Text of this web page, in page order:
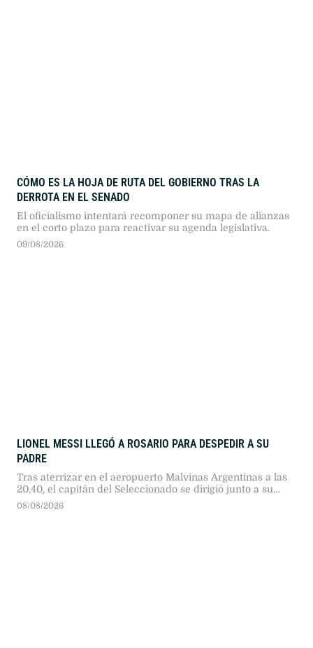
CÓMO ES LA HOJA DE RUTA DEL GOBIERNO TRAS LA
DERROTA EN EL SENADO
El oficialismo intentará recomponer su mapa de alianzas
en el corto plazo para reactivar su agenda legislativa.
09/08/2026
LIONEL MESSI LLEGÓ A ROSARIO PARA DESPEDIR A SU
PADRE
Tras aterrizar en el aeropuerto Malvinas Argentinas a las
20,40, el capitán del Seleccionado se dirigió junto a su
familia hasta el lugar donde están los restos de su padre.
08/08/2026